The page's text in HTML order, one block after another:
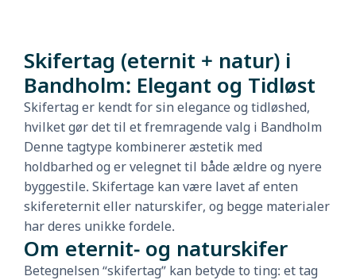
Skifertag (eternit + natur) i
Bandholm: Elegant og Tidløst
Skifertag er kendt for sin elegance og tidløshed,
hvilket gør det til et fremragende valg i Bandholm
Denne tagtype kombinerer æstetik med
holdbarhed og er velegnet til både ældre og nyere
byggestile. Skifertage kan være lavet af enten
skifereternit eller naturskifer, og begge materialer
har deres unikke fordele.
Om eternit- og naturskifer
Betegnelsen “skifertag” kan betyde to ting: et tag